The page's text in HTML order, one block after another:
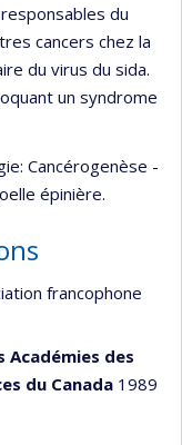
du
cancers chez la
du virus du sida.
un syndrome
Cancérogenèse -
épinière.
francophone
Académies des
du Canada 1989